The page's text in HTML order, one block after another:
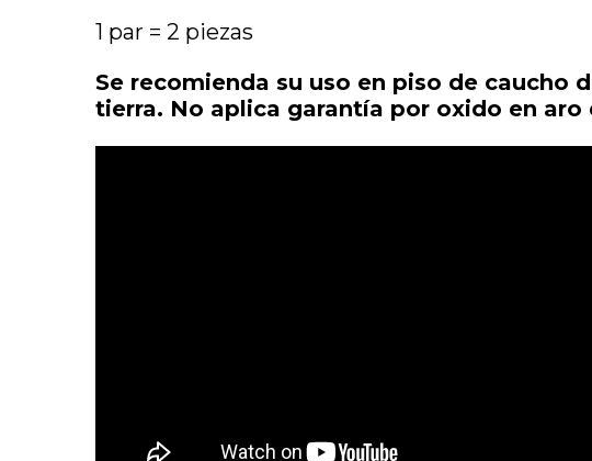
1 par = 2 piezas
Se recomienda su uso en piso de
tierra. No aplica garantía por oxido en aro